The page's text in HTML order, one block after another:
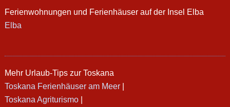
Ferienwohnungen und Ferienhäuser auf der Insel Elba
Elba
Mehr Urlaub-Tips zur Toskana
Toskana Ferienhäuser am Meer|
Toskana Agriturismo|